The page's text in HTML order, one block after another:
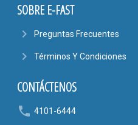
SOBRE E-FAST
navigate_next Preguntas Frecuentes
navigate_next Términos Y Condiciones
CONTÁCTENOS
phone 4101-6444